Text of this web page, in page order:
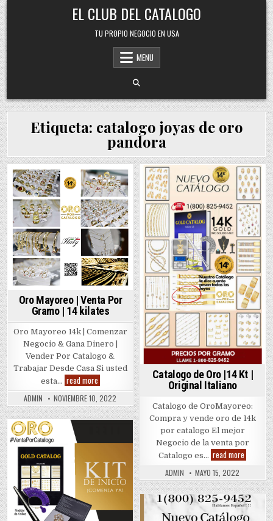
Skip
to
content
EL CLUB DEL CATALOGO
TU PROPIO NEGOCIO EN USA
MENU
Etiqueta: catalogo joyas de oro
pandora
Posted
in
Oro Mayoreo | Venta Por
Gramo | 14 kilates
Oro Mayoreo 14k | Comenzar
Negocio & Gana Dinero |
Vender Por Catalogo &
Trabajar Desde Casa Si usted
esta… read moreOro
Mayoreo
|
Venta
Por
Gramo
kilates
ADMIN NOVIEMBRE 10, 2022
Posted
in
Catalogo de Oro |14 Kt |
Original Italiano
​Catalogo de OroMayoreo:
Compra y vende oro de 14k
por catalogo El mejor
Negocio de la venta por
Catalogo es… read more Catalogo
de
|14
Kt
|
Original
Italiano
ADMIN MAYO 15, 2022
Posted
in
Posted